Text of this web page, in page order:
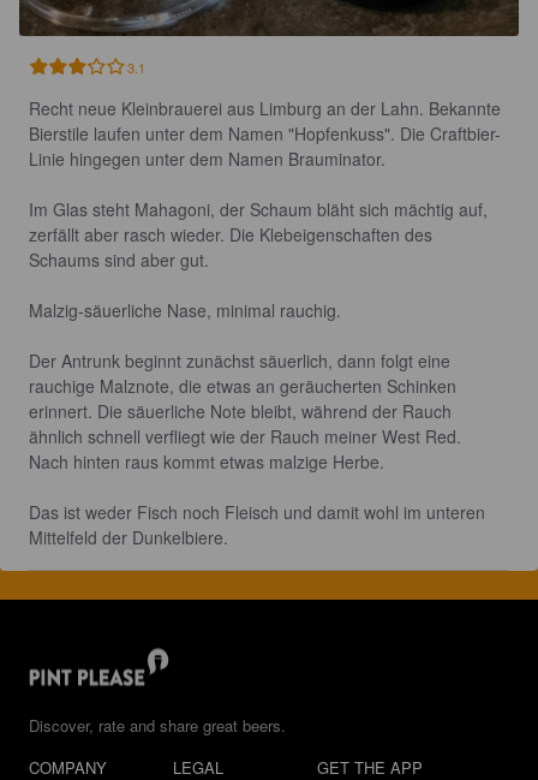
3.1
Recht neue Kleinbrauerei aus Limburg an der Lahn. Bekannte
Bierstile laufen unter dem Namen "Hopfenkuss". Die Craftbier-
Linie hingegen unter dem Namen Brauminator.
Im Glas steht Mahagoni, der Schaum bläht sich mächtig auf,
zerfällt aber rasch wieder. Die Klebeigenschaften des
Schaums sind aber gut.
Malzig-säuerliche Nase, minimal rauchig.
Der Antrunk beginnt zunächst säuerlich, dann folgt eine
rauchige Malznote, die etwas an geräucherten Schinken
erinnert. Die säuerliche Note bleibt, während der Rauch
ähnlich schnell verfliegt wie der Rauch meiner West Red.
Nach hinten raus kommt etwas malzige Herbe.
Das ist weder Fisch noch Fleisch und damit wohl im unteren
Mittelfeld der Dunkelbiere.
Discover, rate and share great beers.
COMPANY
LEGAL GET THE APP